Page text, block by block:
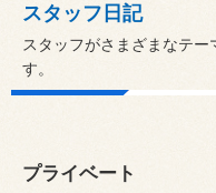
スタッフ日記
スタッフがさまざまなテ
す。
プライベート